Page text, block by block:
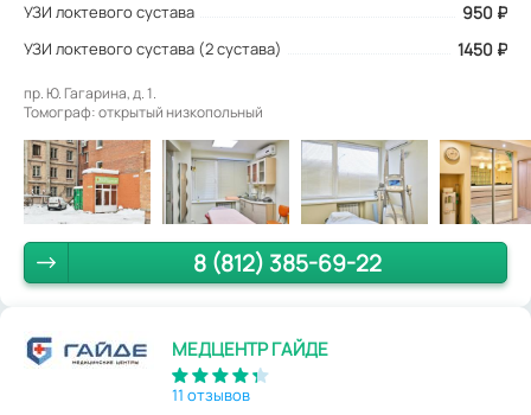
УЗИ локтевого сустава 950 ₽
УЗИ локтевого сустава (2 сустава) 1450 ₽
пр. Ю. Гагарина, д. 1.
Томограф: открытый низкопольный
8 (812) 385-69-22
МЕДЦЕНТР ГАЙДЕ
11 отзывов